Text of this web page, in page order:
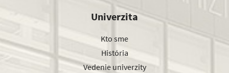
Univerzita
Kto sme
História
Vedenie univerzity